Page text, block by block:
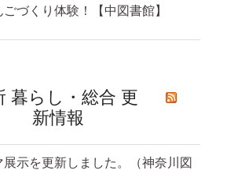
づくり体験！【中図書館】
暮らし・総合 更
新情報
示を更新しました。（神奈川図